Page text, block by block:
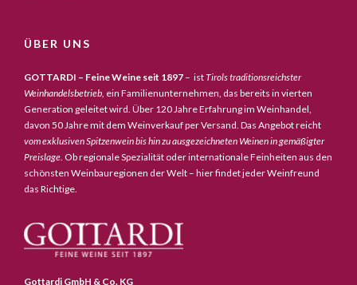
ÜBER UNS
GOTTARDI – Feine Weine seit 1897 – istTirols traditionsreichster
Weinhandelsbetrieb, ein Familienunternehmen, das bereits in vierten
Generation geleitet wird. Über 120 Jahre Erfahrung im Weinhandel,
davon 50 Jahre mit dem Weinverkauf per Versand. Das Angebot reicht
vom exklusiven Spitzenwein bis hin zu ausgezeichneten Weinen in gemäßigter
Preislage . Ob regionale Spezialität oder internationale Feinheiten aus den
schönsten Weinbauregionen der Welt – hier findet jeder Weinfreund
das Richtige.
Gottardi GmbH & Co. KG